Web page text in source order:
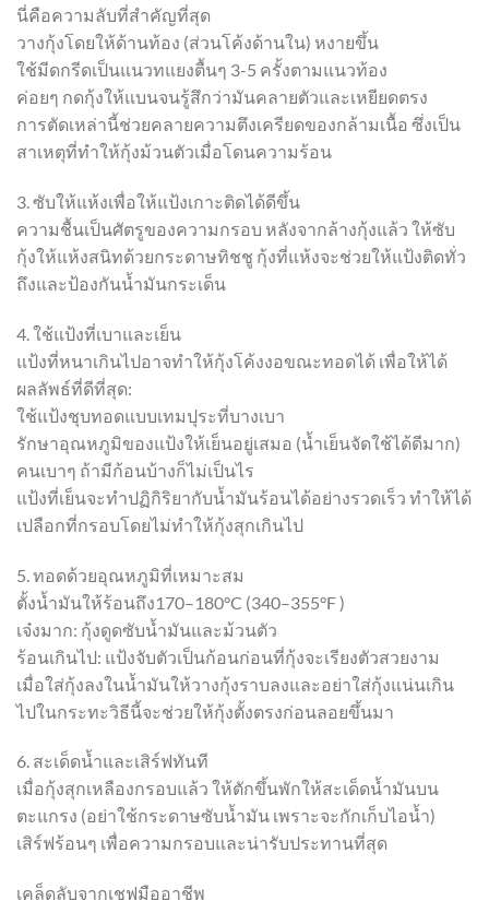
นี่คือความลับที่สำคัญที่สุด
วางกุ้งโดยให้ด้านท้อง (ส่วนโค้งด้านใน) หงายขึ้น
ใช้มีดกรีดเป็นแนวทแยงตื้นๆ 3-5 ครั้งตามแนวท้อง
ค่อยๆ กดกุ้งให้แบนจนรู้สึกว่ามันคลายตัวและเหยียดตรง
การตัดเหล่านี้ช่วยคลายความตึงเครียดของกล้ามเนื้อ ซึ่งเป็น
สาเหตุที่ทำให้กุ้งม้วนตัวเมื่อโดนความร้อน
3. ซับให้แห้งเพื่อให้แป้งเกาะติดได้ดีขึ้น
ความชื้นเป็นศัตรูของความกรอบ หลังจากล้างกุ้งแล้ว ให้ซับ
กุ้งให้แห้งสนิทด้วยกระดาษทิชชู กุ้งที่แห้งจะช่วยให้แป้งติดทั่ว
ถึงและป้องกันน้ำมันกระเด็น
4. ใช้แป้งที่เบาและเย็น
แป้งที่หนาเกินไปอาจทำให้กุ้งโค้งงอขณะทอดได้ เพื่อให้ได้
ผลลัพธ์ที่ดีที่สุด:
ใช้แป้งชุบทอดแบบเทมปุระที่บางเบา
รักษาอุณหภูมิของแป้งให้เย็นอยู่เสมอ (น้ำเย็นจัดใช้ได้ดีมาก)
คนเบาๆ ถ้ามีก้อนบ้างก็ไม่เป็นไร
แป้งที่เย็นจะทำปฏิกิริยากับน้ำมันร้อนได้อย่างรวดเร็ว ทำให้ได้
เปลือกที่กรอบโดยไม่ทำให้กุ้งสุกเกินไป
5. ทอดด้วยอุณหภูมิที่เหมาะสม
ตั้งน้ำมันให้ร้อนถึง170–180°C (340–355°F )
เจ๋งมาก: กุ้งดูดซับน้ำมันและม้วนตัว
ร้อนเกินไป: แป้งจับตัวเป็นก้อนก่อนที่กุ้งจะเรียงตัวสวยงาม
เมื่อใส่กุ้งลงในน้ำมันให้วางกุ้งราบลงและอย่าใส่กุ้งแน่นเกิน
ไปในกระทะวิธีนี้จะช่วยให้กุ้งตั้งตรงก่อนลอยขึ้นมา
6. สะเด็ดน้ำและเสิร์ฟทันที
เมื่อกุ้งสุกเหลืองกรอบแล้ว ให้ตักขึ้นพักให้สะเด็ดน้ำมันบน
ตะแกรง (อย่าใช้กระดาษซับน้ำมัน เพราะจะกักเก็บไอน้ำ)
เสิร์ฟร้อนๆ เพื่อความกรอบและน่ารับประทานที่สุด
เคล็ดลับจากเชฟมืออาชีพ